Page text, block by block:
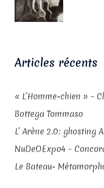
Articles récents
« L’Homme-chien » –
Bottega Tommaso
L’ Arène 2.0: ghosting
NuDeOExpo4 –
Le Bateau-